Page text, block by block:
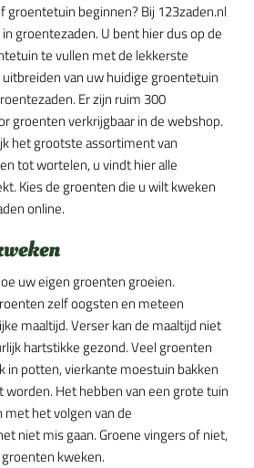
groentetuin beginnen? Bij 123zaden.nl
groentezaden. U bent hier dus op de
te vullen met de lekkerste
van uw huidige groentetuin
Er zijn ruim 300
groenten verkrijgbaar in de webshop.
het grootste assortiment van
tot wortelen, u vindt hier alle
Kies de groenten die u wilt kweken
online.
uw eigen groenten groeien.
zelf oogsten en meteen
maaltijd. Verser kan de maaltijd niet
hartstikke gezond. Veel groenten
in potten, vierkante moestuin bakken
Het hebben van een grote tuin
met het volgen van de
niet mis gaan. Groene vingers of niet,
kweken.